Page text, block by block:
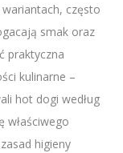
często
smak oraz
praktyczna
kulinarne –
hot dogi według
właściwego
higieny